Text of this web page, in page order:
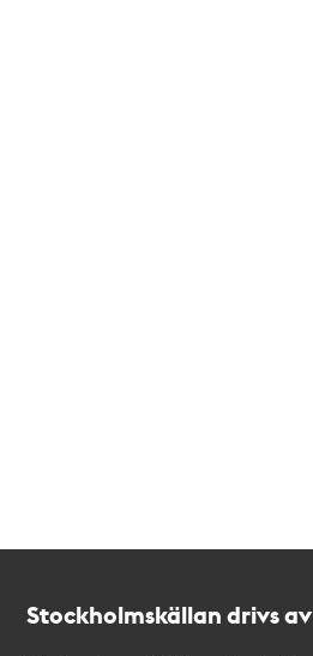
Stockholmskällan drivs av